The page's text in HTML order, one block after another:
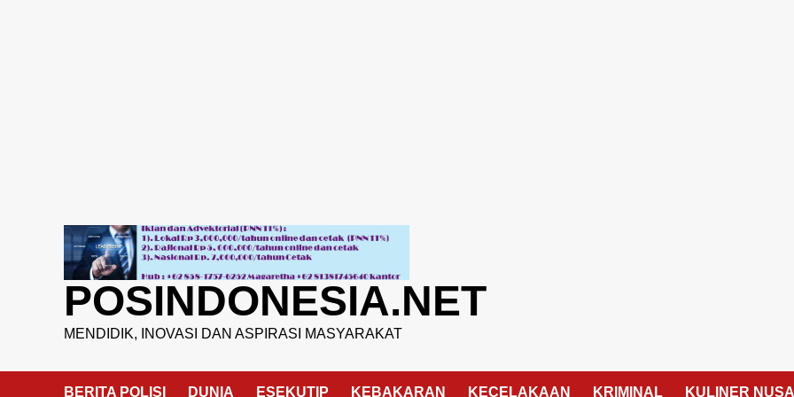
POSINDONESIA.NET
MENDIDIK, INOVASI DAN ASPIRASI MASYARAKAT
BERITA POLISI DUNIA ESEKUTIP KEBAKARAN KECELAKAAN KRIMINAL KULINER